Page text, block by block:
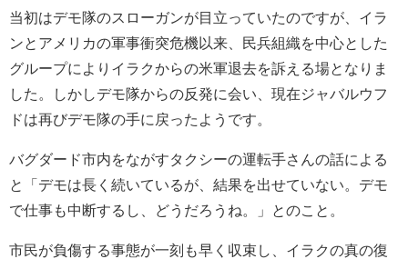
当初はデモ隊のスローガンが目立っていたのですが、イラ
ンとアメリカの軍事衝突危機以来、民兵組織を中心とした
グループによりイラクからの米軍退去を訴える場となりま
した。しかしデモ隊からの反発に会い、現在ジャバルウフ
ドは再びデモ隊の手に戻ったようです。
バグダード市内をながすタクシーの運転手さんの話による
と「デモは長く続いているが、結果を出せていない。デモ
で仕事も中断するし、どうだろうね。」とのこと。
市民が負傷する事態が一刻も早く収束し、イラクの真の復